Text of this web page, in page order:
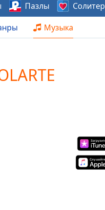
Музыка
Пазлы Солитер